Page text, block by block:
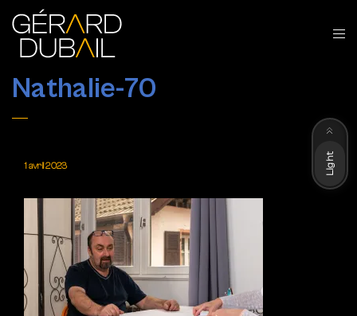
Nathalie-70
1 avril 2023 Light
Dark